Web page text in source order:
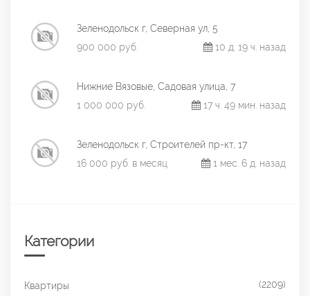
Зеленодольск г, Северная ул, 5
900 000 руб.
10 д. 19 ч. назад
Нижние Вязовые, Садовая улица, 7
1 000 000 руб.
17 ч. 49 мин. назад
Зеленодольск г, Строителей пр-кт, 17
16 000 руб. в месяц
1 мес. 6 д. назад
Категории
Квартиры (2209)